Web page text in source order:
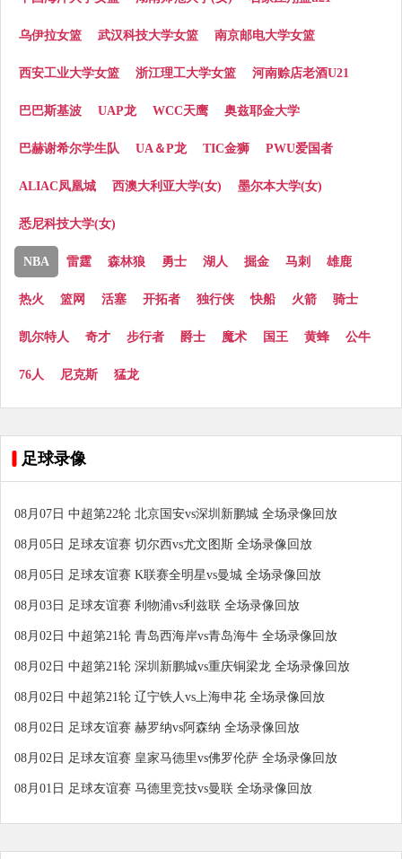
乌伊拉女篮 武汉科技大学女篮 南京邮电大学女篮
西安工业大学女篮 浙江理工大学女篮 河南赊店老酒U21
巴巴斯基波 UAP龙 WCC天鹰 奥兹耶金大学
巴赫谢希尔学生队 UA＆P龙 TIC金狮 PWU爱国者
ALIAC凤凰城 西澳大利亚大学(女) 墨尔本大学(女)
悉尼科技大学(女)
NBA 雷霆 森林狼 勇士 湖人 掘金 马刺 雄鹿
热火 篮网 活塞 开拓者 独行侠 快船 火箭 骑士
凯尔特人 奇才 步行者 爵士 魔术 国王 黄蜂 公牛
76人 尼克斯 猛龙
足球录像
08月07日 中超第22轮 北京国安vs深圳新鹏城 全场录像回放
08月05日 足球友谊赛 切尔西vs尤文图斯 全场录像回放
08月05日 足球友谊赛 K联赛全明星vs曼城 全场录像回放
08月03日 足球友谊赛 利物浦vs利兹联 全场录像回放
08月02日 中超第21轮 青岛西海岸vs青岛海牛 全场录像回放
08月02日 中超第21轮 深圳新鹏城vs重庆铜梁龙 全场录像回放
08月02日 中超第21轮 辽宁铁人vs上海申花 全场录像回放
08月02日 足球友谊赛 赫罗纳vs阿森纳 全场录像回放
08月02日 足球友谊赛 皇家马德里vs佛罗伦萨 全场录像回放
08月01日 足球友谊赛 马德里竞技vs曼联 全场录像回放